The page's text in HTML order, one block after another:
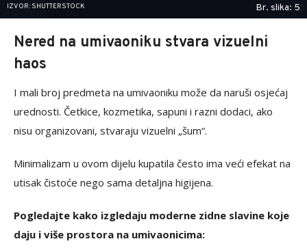
IZVOR: SHUTTERSTOCK Br. slika: 5
Nered na umivaoniku stvara vizuelni
haos
I mali broj predmeta na umivaoniku može da naruši osjećaj
urednosti. Četkice, kozmetika, sapuni i razni dodaci, ako
nisu organizovani, stvaraju vizuelni „šum“.
Minimalizam u ovom dijelu kupatila često ima veći efekat na
utisak čistoće nego sama detaljna higijena.
Pogledajte kako izgledaju moderne zidne slavine koje
daju i više prostora na umivaonicima: